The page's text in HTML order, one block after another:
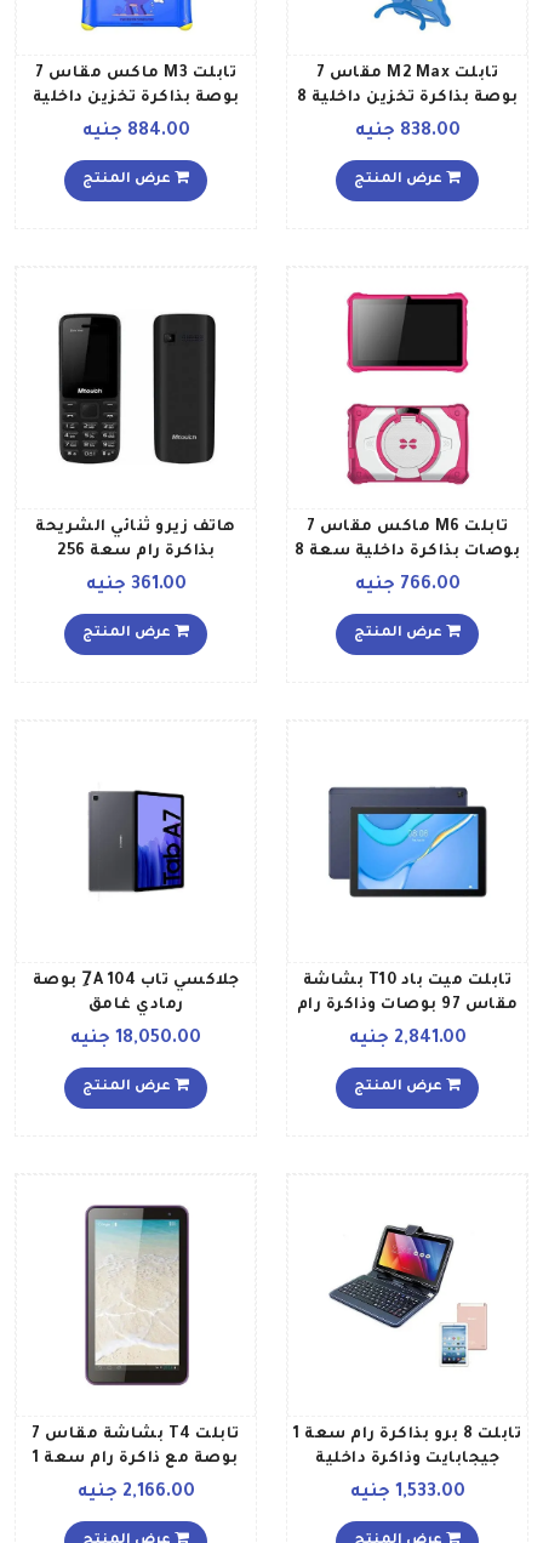
تابلت M2 Max مقاس 7
بوصة بذاكرة تخزين داخلية 8
الواي فاي بلون أزرق
838.00 جنيه
عرض المنتج
تابلت M3 ماكس مقاس 7
بوصة بذاكرة تخزين داخلية
الواي فاي بلون أزرق
884.00 جنيه
عرض المنتج
تابلت M6 ماكس مقاس 7
بوصات بذاكرة داخلية سعة 8
بشبكة الواي فاي، لون وردي
766.00 جنيه
عرض المنتج
هاتف زيرو ثنائي الشريحة
بذاكرة رام سعة 256
جيجابايت وذاكرة داخلية
أسود
361.00 جنيه
عرض المنتج
تابلت ميت باد T10 بشاشة
مقاس 97 بوصات وذاكرة رام
فاي، لون أزرق ديب سي
2,841.00 جنيه
عرض المنتج
جلاكسي تاب 7ِA 104 بوصة
رمادي غامق
18,050.00 جنيه
عرض المنتج
تابلت 8 برو بذاكرة رام سعة 1
جيجابايت وذاكرة داخلية
سعة 16 جيجابايت ويدعم
1,533.00 جنيه
تابلت T4 بشاشة مقاس 7
بوصة مع ذاكرة رام سعة 1
جيجابايت، وذاكرة داخلية
شبكات 3G، لون أرجواني
2,166.00 جنيه